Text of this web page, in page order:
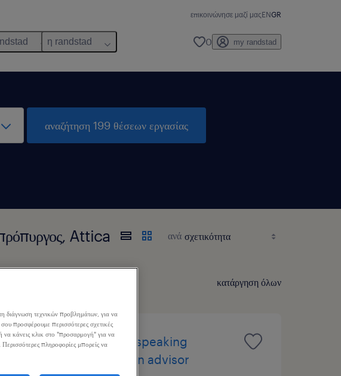
επικοινώνησε μαζί μαςENGR
η randstad 0 my randstad
αναζήτηση 199 θέσεων εργασίας
Attica ανά
κατάργηση όλων
german speaking
collection advisor
διάγνωση τεχνικών προβλημάτων, για να
προσφέρουμε περισσότερες σχετικές
να κάνεις κλικ στο "προσαρμογή" για να
πληροφορίες μπορείς να